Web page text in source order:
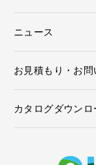
ニュース
お見積もり・お問
カタログダウンロ